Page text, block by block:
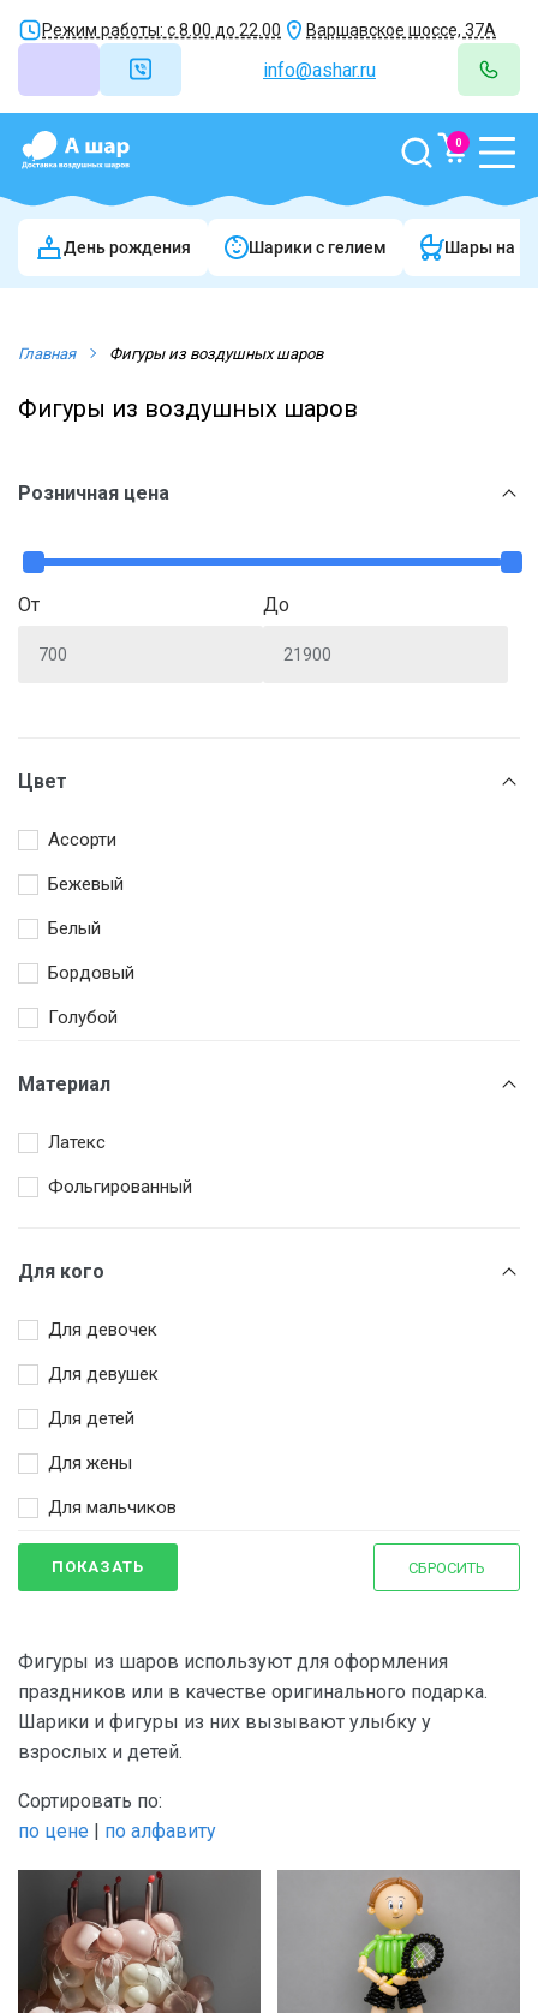
Режим работы: с 8.00 до 22.00 Варшавское шоссе, 37А
info@ashar.ru
0
День рождения Шарики c гелием Шары на
Главная Фигуры из воздушных шаров
Фигуры из воздушных шаров
Розничная цена
От До
Цвет
Ассорти
Бежевый
Белый
Бордовый
Голубой
Золотой
Коричневый
Оранжевый
Разноцветный
Розовый
Серебряный
Синий
Сиреневый
Фиолетовый
Фуксия
Материал
Латекс
Фольгированный
Для кого
Для девочек
Для девушек
Для детей
Для жены
Для мальчиков
Для молодоженов
Для мужчин
Для новорожденных
Для подруги
ПОКАЗАТЬ СБРОСИТЬ
Фигуры из шаров используют для оформления
праздников или в качестве оригинального подарка.
Шарики и фигуры из них вызывают улыбку у
взрослых и детей.
Сортировать по:
по цене | по алфавиту